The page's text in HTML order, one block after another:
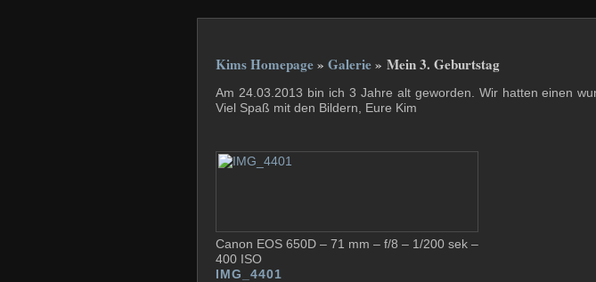
Kims Homepage» Galerie» Mein 3. Geburtstag
Am 24.03.2013 bin ich 3 Jahre alt geworden. Wir hatten einen
Viel Spaß mit den Bildern, Eure Kim
Canon EOS 650D – 71 mm – f/8 – 1/200 sek –
400 ISO
IMG_4401